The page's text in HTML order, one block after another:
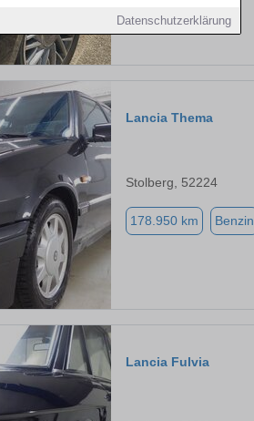
Datenschutzerklärung
Lancia Thema
Stolberg, 52224
178.950 km Benzin
Lancia Fulvia